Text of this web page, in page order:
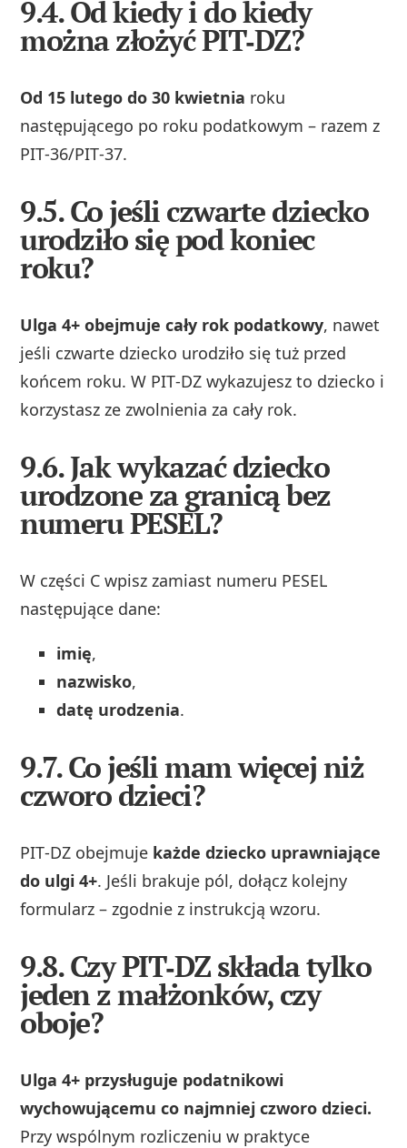
9.4. Od kiedy i do kiedy
można złożyć PIT‑DZ?
Od 15 lutego do 30 kwietnia roku
następującego po roku podatkowym – razem z
PIT‑36/PIT‑37.
9.5. Co jeśli czwarte dziecko
urodziło się pod koniec
roku?
Ulga 4+ obejmuje cały rok podatkowy, nawet
jeśli czwarte dziecko urodziło się tuż przed
końcem roku. W PIT‑DZ wykazujesz to dziecko i
korzystasz ze zwolnienia za cały rok.
9.6. Jak wykazać dziecko
urodzone za granicą bez
numeru PESEL?
W części C wpisz zamiast numeru PESEL
następujące dane:
imię,
nazwisko,
datę urodzenia.
9.7. Co jeśli mam więcej niż
czworo dzieci?
PIT‑DZ obejmuje każde dziecko uprawniające
do ulgi 4+. Jeśli brakuje pól, dołącz kolejny
formularz – zgodnie z instrukcją wzoru.
9.8. Czy PIT‑DZ składa tylko
jeden z małżonków, czy
oboje?
Ulga 4+ przysługuje podatnikowi
wychowującemu co najmniej czworo dzieci.
Przy wspólnym rozliczeniu w praktyce